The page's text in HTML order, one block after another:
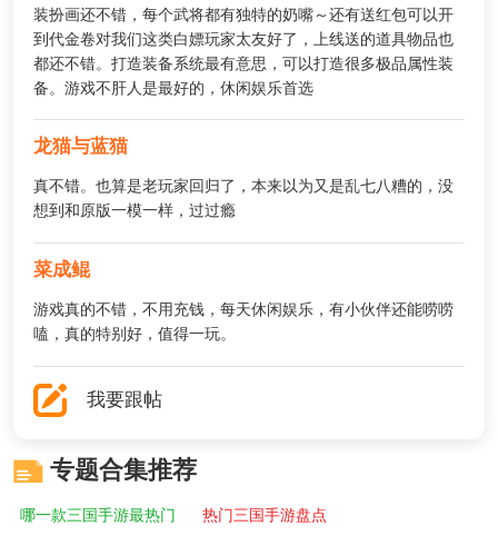
装扮画还不错，每个武将都有独特的奶嘴～还有送红包可以开
到代金卷对我们这类白嫖玩家太友好了，上线送的道具物品也
都还不错。打造装备系统最有意思，可以打造很多极品属性装
备。游戏不肝人是最好的，休闲娱乐首选
龙猫与蓝猫
真不错。也算是老玩家回归了，本来以为又是乱七八糟的，没
想到和原版一模一样，过过瘾
菜成鲲
游戏真的不错，不用充钱，每天休闲娱乐，有小伙伴还能唠唠
嗑，真的特别好，值得一玩。
我要跟帖
专题合集推荐
哪一款三国手游最热门 热门三国手游盘点